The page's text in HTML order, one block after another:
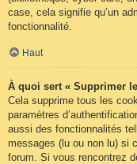
case, cela signifie qu’un
fonctionnalité.
Haut
À quoi sert « Supprimer
Cela supprime tous les
paramètres
aussi des fonctionnalités
messages (lu ou non lu) si
forum. Si vous rencontrez